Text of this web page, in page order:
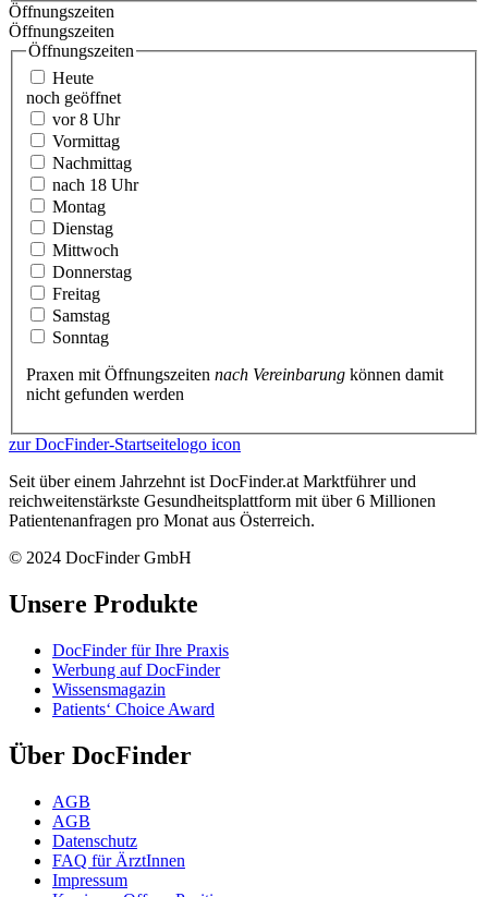
Öffnungszeiten
Öffnungszeiten
Öffnungszeiten
Heute
noch geöffnet
vor 8 Uhr
Vormittag
Nachmittag
nach 18 Uhr
Montag
Dienstag
Mittwoch
Donnerstag
Freitag
Samstag
Sonntag
Praxen mit Öffnungszeiten nach Vereinbarung können damit
nicht gefunden werden
zur DocFinder-Startseitelogo icon
Seit über einem Jahrzehnt ist DocFinder.at Marktführer und
reichweitenstärkste Gesundheitsplattform mit über 6 Millionen
Patientenanfragen pro Monat aus Österreich.
© 2024 DocFinder GmbH
Unsere Produkte
DocFinder für Ihre Praxis
Werbung auf DocFinder
Wissensmagazin
Patients‘ Choice Award
Über DocFinder
AGB
AGB
Datenschutz
FAQ für ÄrztInnen
Impressum